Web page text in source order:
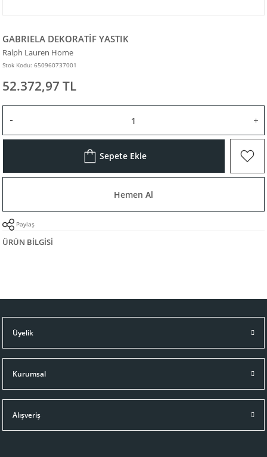
GABRIELA DEKORATİF YASTIK
Ralph Lauren Home
Stok Kodu: 650960737001
52.372,97 TL
Sepete Ekle
Hemen Al
Paylaş
ÜRÜN BILGISI
Üyelik
Kurumsal
Alışveriş